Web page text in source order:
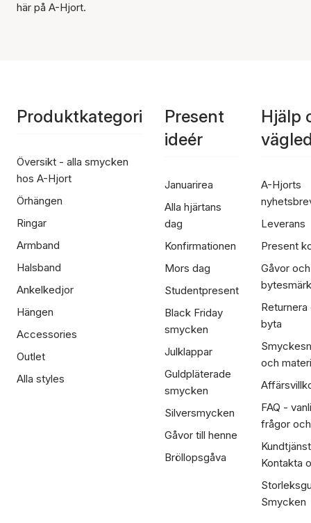
här på A-Hjort.
Produktkategori
Översikt - alla smycken
hos A-Hjort
Örhängen
Ringar
Armband
Halsband
Ankelkedjor
Hängen
Accessories
Outlet
Alla styles
Present
ideér
Januarirea
Alla hjärtans
dag
Konfirmationen
Mors dag
Studentpresent
Black Friday
smycken
Julklappar
Guldpläterade
smycken
Silversmycken
Gåvor till henne
Bröllopsgåva
Hjälp
A-Hjorts
Leverans
Present
Gåvor och
Returnera
byta
och
FAQ -
frågor
Kontakta
Smycken